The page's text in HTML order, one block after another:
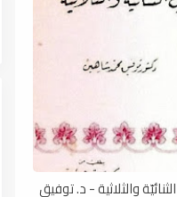
والثلاثية - د. توفيق